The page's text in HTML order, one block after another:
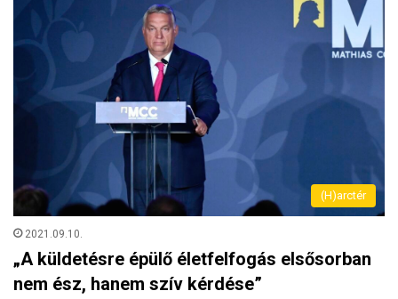
(H)arctér
2021.09.10.
„A küldetésre épülő életfelfogás elsősorban
nem ész, hanem szív kérdése”